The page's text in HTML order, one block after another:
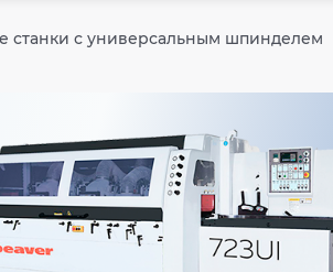
станки с универсальным шпинделем